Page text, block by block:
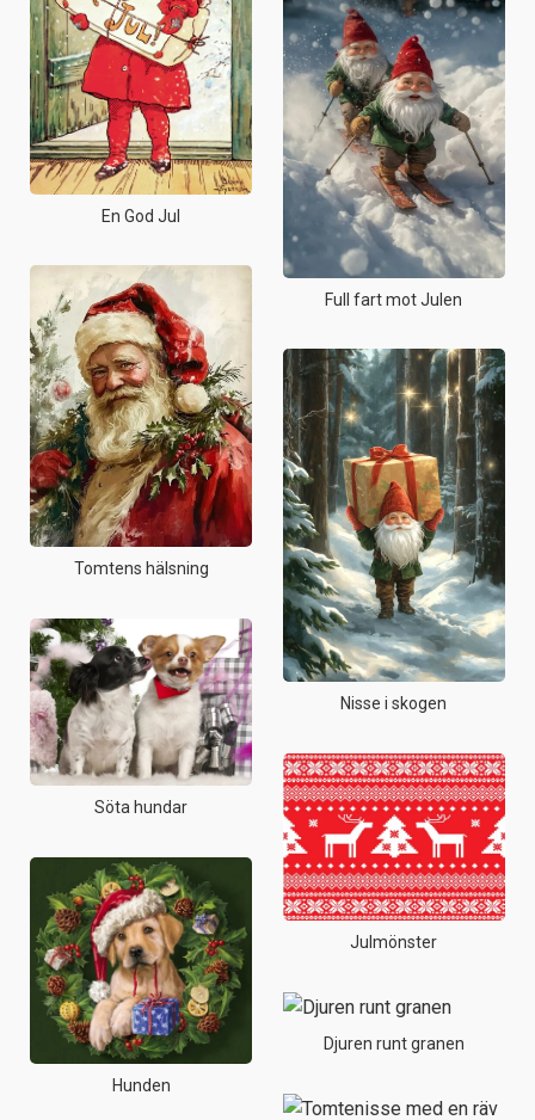
En God Jul
Tomtens hälsning
Söta hundar
Hunden
Full fart mot Julen
Nisse i skogen
Julmönster
Djuren runt granen